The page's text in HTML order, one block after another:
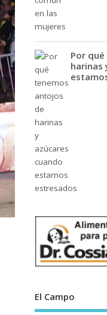
Por
harinas
El Campo